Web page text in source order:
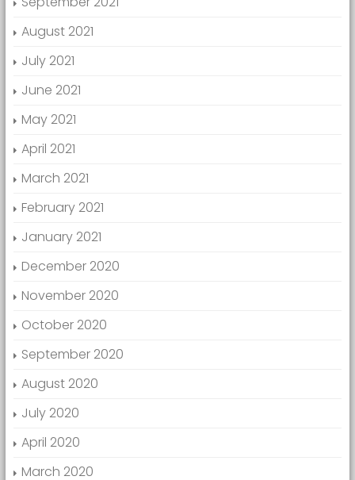
August 2021
July 2021
June 2021
May 2021
April 2021
March 2021
February 2021
January 2021
December 2020
November 2020
October 2020
September 2020
August 2020
July 2020
April 2020
March 2020